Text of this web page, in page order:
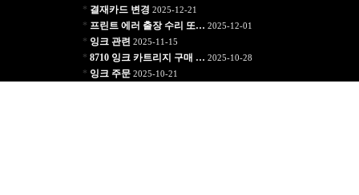
* 결재카드 변경 2025-12-21
* 프린트 에러 출장 수리 또… 2025-12-01
* 잉크 관련 2025-11-15
* 8710 잉크 카트리지 구매 … 2025-10-28
* 잉크 주문2025-10-21